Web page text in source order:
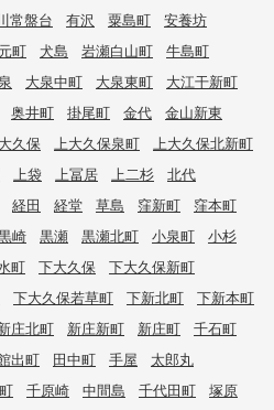
常盤台 有沢 粟島町
安養坊
町 犬島 岩瀬白山町
牛島町
大泉中町 大泉東町
大江干新町
奥井町 掛尾町 金代
金山新東
久保 上大久保泉町
上大久保北新町
上袋 上冨居 上二杉
北代
経田 経堂 草島 窪新町
窪本町
崎 黒瀬 黒瀬北町 小泉町
小杉
町 下大久保
下大久保新町
下大久保若草町 下新北町
下新本町
庄北町 新庄新町 新庄町
千石町
出町 田中町 手屋
太郎丸
千原崎 中間島 千代田町
塚原